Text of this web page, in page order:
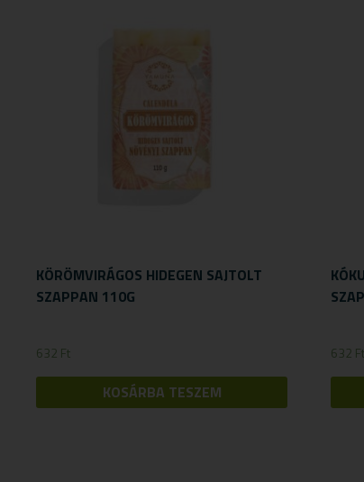
KÖRÖMVIRÁGOS HIDEGEN SAJTOLT
SZAPPAN 110G
632 Ft
KOSÁRBA TESZEM
632 Ft